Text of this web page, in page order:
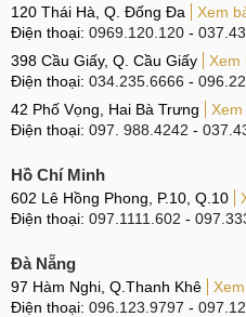
120 Thái Hà, Q. Đống Đa
Xem
Điện thoại: 0969.120.120 -
398 Cầu Giấy, Q. Cầu Giấy
Xem
Điện thoại: 034.235.6666 -
42 Phố Vọng, Hai Bà Trưng
Điện thoại: 097. 988.4242 -
Hồ Chí Minh
602 Lê Hồng Phong, P.10, Q.10
Điện thoại: 097.1111.602 -
Đà Nẵng
97 Hàm Nghi, Q.Thanh Khê
Điện thoại: 096.123.9797 -